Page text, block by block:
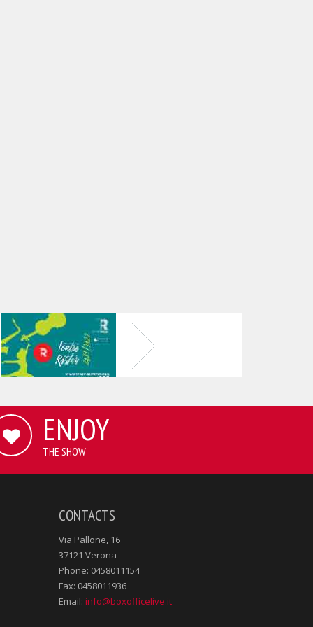
ENJOY
THE SHOW
CONTACTS
Via Pallone, 16
37121 Verona
Phone: 0458011154
Fax: 0458011936
Email: info@boxofficelive.it